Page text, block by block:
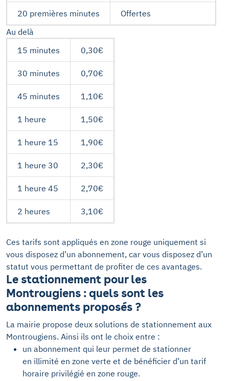
20 premières minutes
Offertes
Au delà
15 minutes
0,30€
30 minutes 0,70€
45 minutes 1,10€
1 heure 1,50€
1 heure 15 1,90€
1 heure 30 2,30€
1 heure 45 2,70€
2 heures 3,10€
Ces tarifs sont appliqués en zone rouge uniquement si
vous disposez d’un abonnement, car vous disposez d’un
statut vous permettant de profiter de ces avantages.
Le stationnement pour les
Montrougiens : quels sont les
abonnements proposés ?
La mairie propose deux solutions de stationnement aux
Montrougiens. Ainsi ils ont le choix entre :
un abonnement qui leur permet de stationner
en illimité en zone verte et de bénéficier d’un tarif
horaire privilégié en zone rouge.